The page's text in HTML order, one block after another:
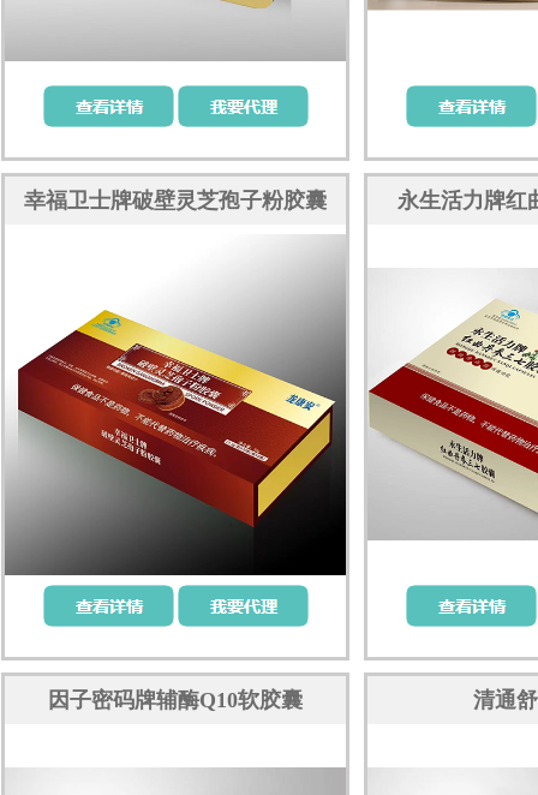
幸福卫士牌破壁灵芝孢子粉胶囊 永生活力牌红
因子密码牌辅酶Q10软胶囊 清通